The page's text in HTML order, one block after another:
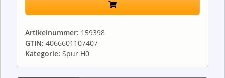
Artikelnummer: 159398
GTIN: 4066601107407
Kategorie: Spur H0